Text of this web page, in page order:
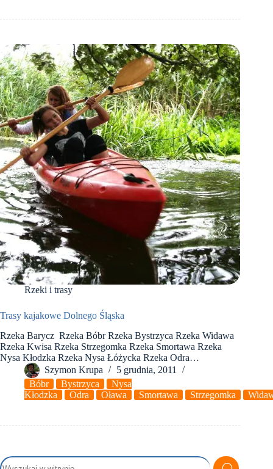
Rzeki i trasy
Trasy kajakowe Dolnego Śląska
Rzeka Barycz Rzeka Bóbr Rzeka Bystrzyca Rzeka Widawa
Rzeka Kwisa Rzeka Strzegomka Rzeka Smortawa Rzeka
Nysa Kłodzka Rzeka Nysa Łóżycka Rzeka Odra…
Szymon Krupa
5 grudnia, 2011
Bóbr
Bystrzyca
Nysa
Kłodzka
Odra Oława Smortawa Strzegomka